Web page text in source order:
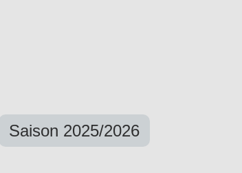
Saison 2025/2026